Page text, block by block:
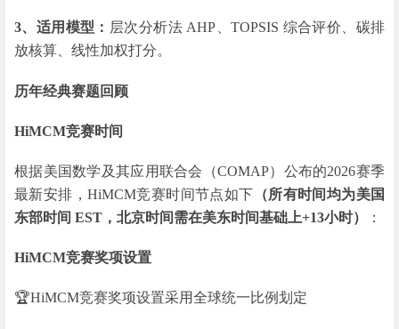
3、适用模型： 层次分析法 AHP、TOPSIS 综合评价、碳排
放核算、线性加权打分。
历年经典赛题回顾
HiMCM竞赛时间
根据美国数学及其应用联合会（COMAP）公布的2026赛季
最新安排，HiMCM竞赛时间节点如下 （所有时间均为美国
东部时间 EST，北京时间需在美东时间基础上+13小时）
：
HiMCM竞赛奖项设置
🏆HiMCM竞赛奖项设置采用全球统一比例划定